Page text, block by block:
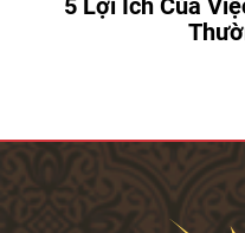
5 Lợi Ích Của